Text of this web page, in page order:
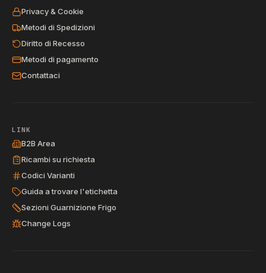
Privacy & Cookie
Metodi di Spedizioni
Diritto di Recesso
Metodi di pagamento
Contattaci
LINK
B2B Area
Ricambi su richiesta
Codici Varianti
Guida a trovare l'etichetta
Sezioni Guarnizione Frigo
Change Logs